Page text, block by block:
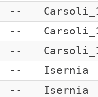
--
--
--
--
Isernia
--
Isernia